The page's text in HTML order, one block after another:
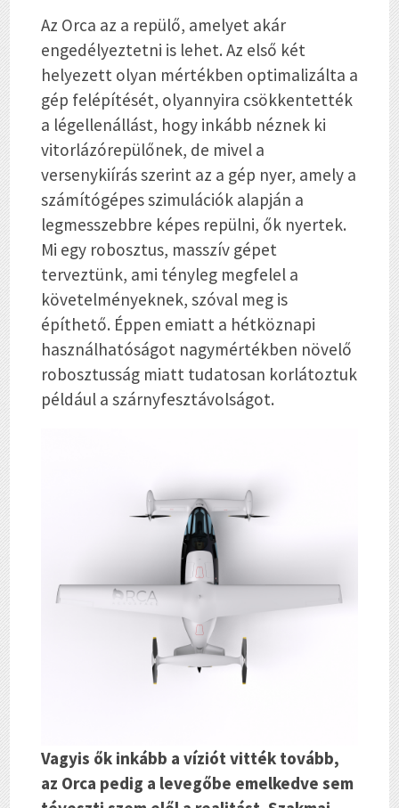
Az Orca az a repülő, amelyet akár
engedélyeztetni is lehet. Az első két
helyezett olyan mértékben optimalizálta a
gép felépítését, olyannyira csökkentették
a légellenállást, hogy inkább néznek ki
vitorlázórepülőnek, de mivel a
versenykiírás szerint az a gép nyer, amely a
számítógépes szimulációk alapján a
legmesszebbre képes repülni, ők nyertek.
Mi egy robosztus, masszív gépet
terveztünk, ami tényleg megfelel a
követelményeknek, szóval meg is
építhető. Éppen emiatt a hétköznapi
használhatóságot nagymértékben növelő
robosztusság miatt tudatosan korlátoztuk
például a szárnyfesztávolságot.
Vagyis ők inkább a víziót vitték tovább,
az Orca pedig a levegőbe emelkedve sem